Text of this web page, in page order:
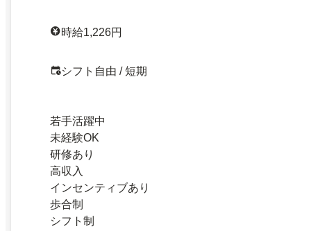
時給1,226円
シフト自由 / 短期
若手活躍中
未経験OK
研修あり
高収入
インセンティブあり
歩合制
シフト制